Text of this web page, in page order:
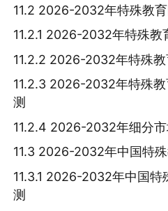
11.2 2026-2032年特殊教
11.2.1 2026-2032年特殊教
11.2.2 2026-2032年特殊
11.2.3 2026-2032年特殊
测
11.2.4 2026-2032年细分
11.3 2026-2032年中国特
11.3.1 2026-2032年中国特
测